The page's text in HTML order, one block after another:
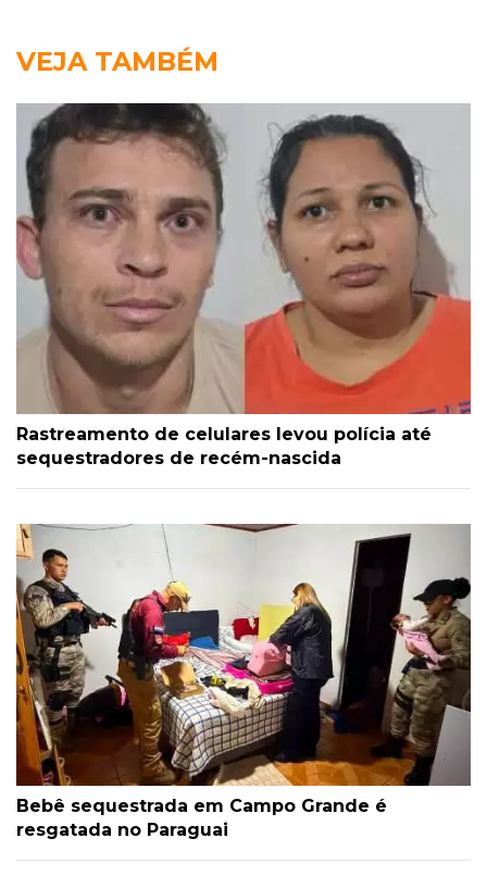
VEJA TAMBÉM
Rastreamento de celulares levou polícia até
sequestradores de recém-nascida
Bebê sequestrada em Campo Grande é
resgatada no Paraguai